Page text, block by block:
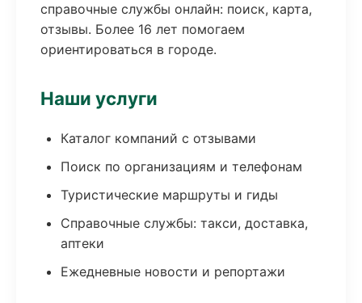
справочные службы онлайн: поиск, карта,
отзывы. Более 16 лет помогаем
ориентироваться в городе.
Наши услуги
Каталог компаний с отзывами
Поиск по организациям и телефонам
Туристические маршруты и гиды
Справочные службы: такси, доставка,
аптеки
Ежедневные новости и репортажи